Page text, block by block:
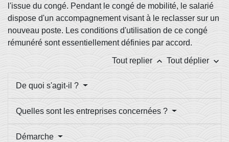
l'issue du congé. Pendant le congé de mobilité, le salarié
dispose d'un accompagnement visant à le reclasser sur un
nouveau poste. Les conditions d'utilisation de ce congé
rémunéré sont essentiellement définies par accord.
Tout replier keyboard_arrow_up Tout déplier keyboard_arrow_down
De quoi s'agit-il ?
Quelles sont les entreprises concernées ?
Démarche